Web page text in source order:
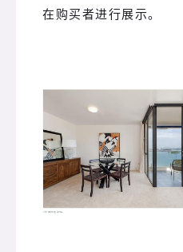
在购买者进行展示。